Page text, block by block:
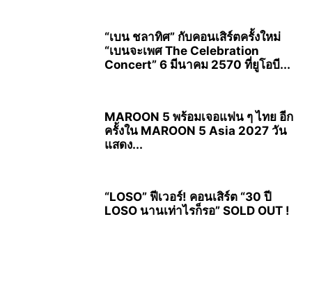
“เบน ชลาทิศ” กับคอนเสิร์ตครั้งใหม่
“เบนจะเพศ The Celebration
Concert” 6 มีนาคม 2570 ที่ยูโอบี...
MAROON 5 พร้อมเจอแฟน ๆ ไทย อีก
ครั้งใน MAROON 5 Asia 2027 วัน
แสดง...
“LOSO” ฟีเวอร์! คอนเสิร์ต “30 ปี
LOSO นานเท่าไรก็รอ” SOLD OUT !